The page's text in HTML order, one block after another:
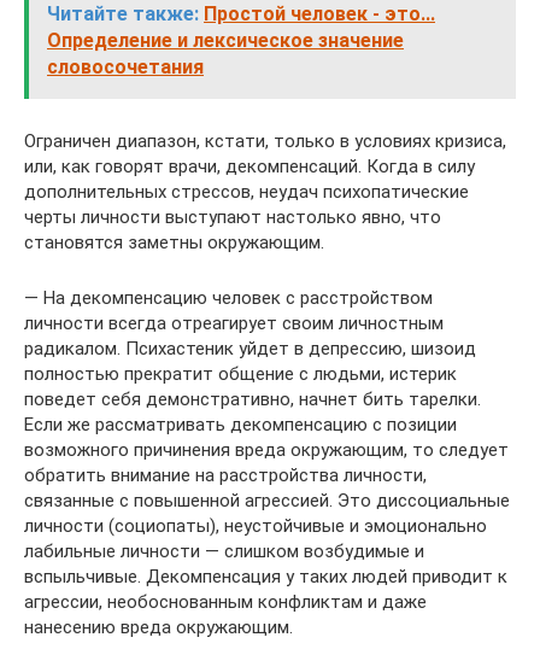
Читайте также: Простой человек - это...
Определение и лексическое значение
словосочетания
Ограничен диапазон, кстати, только в условиях кризиса,
или, как говорят врачи, декомпенсаций. Когда в силу
дополнительных стрессов, неудач психопатические
черты личности выступают настолько явно, что
становятся заметны окружающим.
— На декомпенсацию человек с расстройством
личности всегда отреагирует своим личностным
радикалом. Психастеник уйдет в депрессию, шизоид
полностью прекратит общение с людьми, истерик
поведет себя демонстративно, начнет бить тарелки.
Если же рассматривать декомпенсацию с позиции
возможного причинения вреда окружающим, то следует
обратить внимание на расстройства личности,
связанные с повышенной агрессией. Это диссоциальные
личности (социопаты), неустойчивые и эмоционально
лабильные личности — слишком возбудимые и
вспыльчивые. Декомпенсация у таких людей приводит к
агрессии, необоснованным конфликтам и даже
нанесению вреда окружающим.